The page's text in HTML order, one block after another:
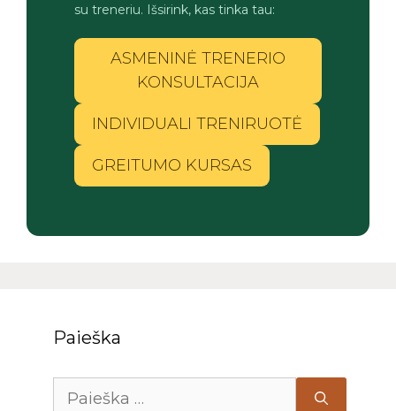
su treneriu. Išsirink, kas tinka tau:
ASMENINĖ TRENERIO
KONSULTACIJA
INDIVIDUALI TRENIRUOTĖ
GREITUMO KURSAS
Paieška